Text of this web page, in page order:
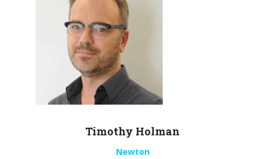
Timothy Holman
Newton